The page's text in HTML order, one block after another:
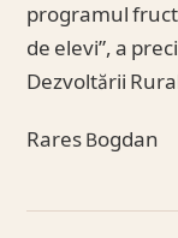
programul
de elevi”, a
Dezvoltării
Rares Bogdan